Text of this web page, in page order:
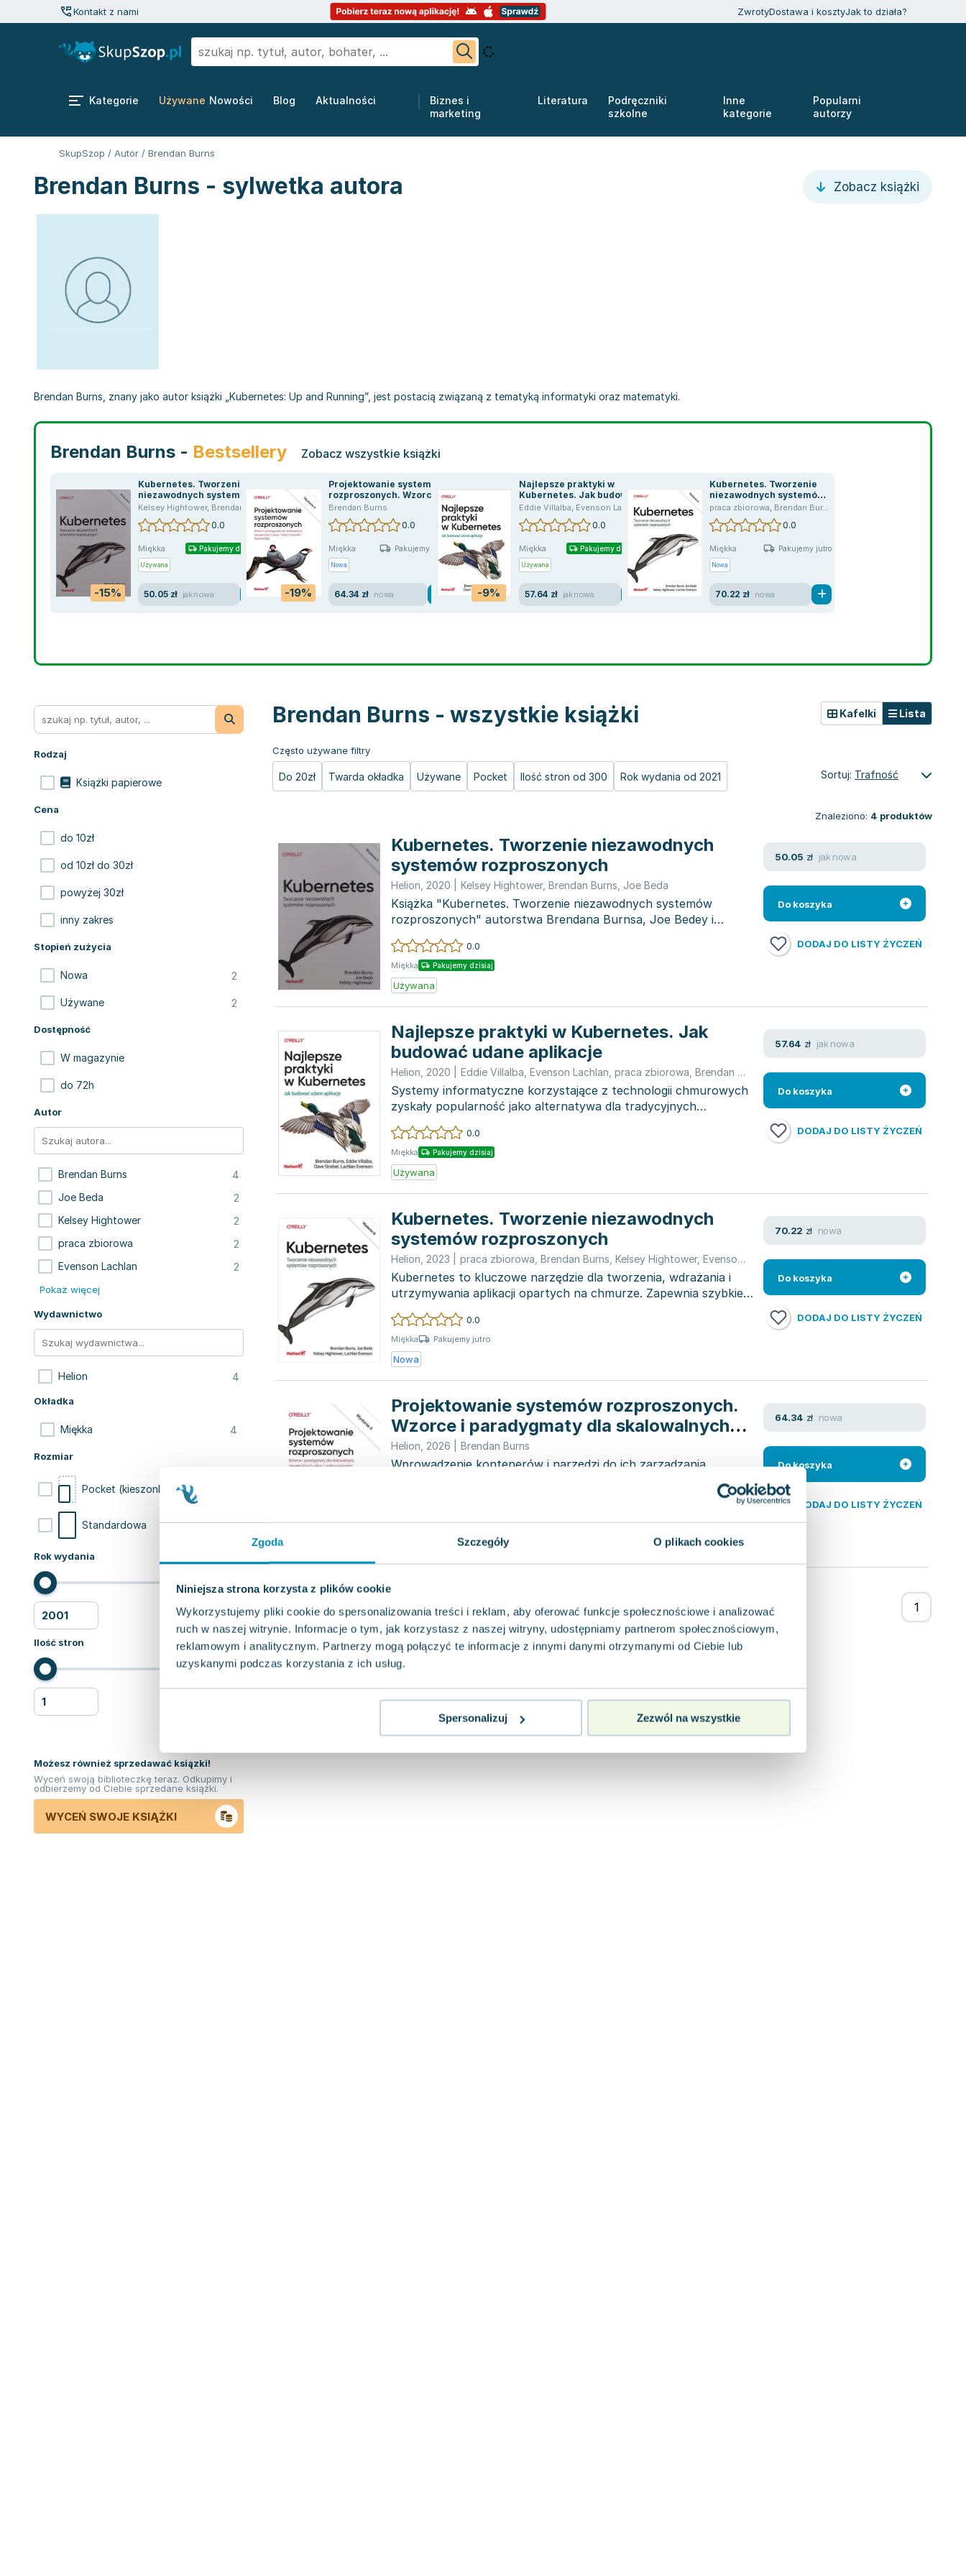
Zgoda Szczegóły O plikach cookies
Niniejsza strona korzysta z plików cookie
Wykorzystujemy pliki cookie do spersonalizowania treści i reklam, aby oferować funkcje społecznościowe i analizować
ruch w naszej witrynie. Informacje o tym, jak korzystasz z naszej witryny, udostępniamy partnerom społecznościowym,
reklamowym i analitycznym. Partnerzy mogą połączyć te informacje z innymi danymi otrzymanymi od Ciebie lub
uzyskanymi podczas korzystania z ich usług.
Spersonalizuj Zezwól na wszystkie
Kontakt z nami ZwrotyDostawa i kosztyJak to działa?
Kategorie Używane Nowości Blog Aktualności
Biznes i
marketing
Literatura
Podręczniki
szkolne
Inne
kategorie
Popularni
autorzy
SkupSzop / Autor / Brendan Burns
Brendan Burns - sylwetka autora Zobacz książki
Brendan Burns, znany jako autor książki „Kubernetes: Up and Running”, jest postacią związaną z tematyką informatyki oraz matematyki.
Brendan Burns - Bestsellery Zobacz wszystkie książki
-15%
Kubernetes. Tworzenie
niezawodnych systemów
rozproszonych
Kelsey Hightower, Brendan Burns ,Joe Beda
0.0
Miękka Pakujemy dzisiaj
Używana
50.05 zł jak nowa -19%
Projektowanie systemów
rozproszonych. Wzorce i
paradygmaty dla
skalowalnych,
niezawodnych usług z
Kubernetesa
Brendan Burns
0.0
Miękka Pakujemy jutro
Nowa
64.34 zł nowa -9%
Najlepsze praktyki w
Kubernetes. Jak budować
udane aplikacje
Eddie Villalba, Evenson Lachlan ,praca zbiorowa ,Brendan Burns ,Dave Strebel
0.0
Miękka Pakujemy dzisiaj
Używana
57.64 zł jak nowa
Kubernetes. Tworzenie
niezawodnych systemów
rozproszonych
praca zbiorowa, Brendan Burns
0.0
Miękka Pakujemy jutro
Nowa
70.22 zł nowa
Rodzaj
Książki papierowe
Cena
do 10zł
od 10zł do 30zł
powyżej 30zł
inny zakres
Stopień zużycia
Nowa 2
Używane 2
Dostępność
W magazynie
do 72h
Autor
Brendan Burns 4
Joe Beda 2
Kelsey Hightower 2
praca zbiorowa 2
Evenson Lachlan 2
Pokaż więcej
Wydawnictwo
Helion 4
Okładka
Miękka 4
Rozmiar
Pocket (kieszonkowa)
Standardowa 2
Rok wydania
Ilość stron
Możesz również sprzedawać ksiązki!
Wyceń swoją biblioteczkę teraz. Odkupimy i
odbierzemy od Ciebie sprzedane książki.
WYCEŃ SWOJE KSIĄŻKI
Brendan Burns - wszystkie książki
Często używane filtry
Do 20zł Twarda okładka Używane Pocket Ilość stron od 300 Rok wydania od 2021
Kafelki Lista
Sortuj: Trafność
Znaleziono: 4 produktów
Kubernetes. Tworzenie niezawodnych
systemów rozproszonych
Helion 2020 Kelsey Hightower, Brendan Burns Joe Beda
Książka "Kubernetes. Tworzenie niezawodnych systemów
rozproszonych" autorstwa Brendana Burnsa, Joe Bedey i
Kelseya Hightowera to w...
0.0
Miękka Pakujemy dzisiaj
Używana
50.05 zł jak nowa
Do koszyka
DODAJ DO LISTY ŻYCZEŃ
Najlepsze praktyki w Kubernetes. Jak
budować udane aplikacje
Helion 2020 Eddie Villalba Evenson Lachlan praca zbiorowa Brendan Burns ,Dave Strebel
Systemy informatyczne korzystające z technologii chmurowych
zyskały popularność jako alternatywa dla tradycyjnych
rozwiązań infras...
0.0
Miękka Pakujemy dzisiaj
Używana
57.64 zł jak nowa
Do koszyka
DODAJ DO LISTY ŻYCZEŃ
Kubernetes. Tworzenie niezawodnych
systemów rozproszonych
Helion 2023 praca zbiorowa Brendan Burns Kelsey Hightower, Evenson Lachlan ,Joe Beda,opracowanie zbiorowe
Kubernetes to kluczowe narzędzie dla tworzenia, wdrażania i
utrzymywania aplikacji opartych na chmurze. Zapewnia szybkie,
elastycz...
0.0
Miękka Pakujemy jutro
Nowa
70.22 zł nowa
Do koszyka
DODAJ DO LISTY ŻYCZEŃ
Projektowanie systemów rozproszonych.
Wzorce i paradygmaty dla skalowalnych,
niezawodnych usług z wykorzystaniem
Kubernetesa
Helion 2026 Brendan Burns
Wprowadzenie kontenerów i narzędzi do ich zarządzania
Miękka Pakujemy jutro
64.34 zł nowa
Do koszyka
DODAJ DO LISTY ŻYCZEŃ